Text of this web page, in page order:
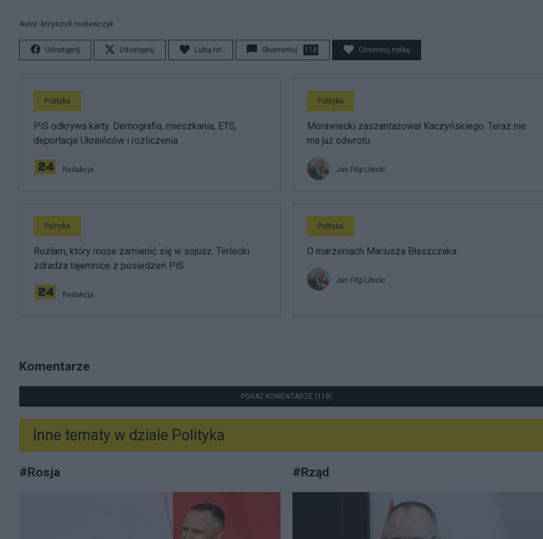
Autor: krzysztof mielewczyk
Udostępnij Udostępnij Lubię to! Skomentuj 118 Obserwuj notkę
Polityka
PiS odkrywa karty. Demografia, mieszkania, ETS,
deportacje Ukraińców i rozliczenia
Redakcja
Polityka
Morawiecki zaszantażował Kaczyńskiego. Teraz nie
ma już odwrotu
Jan Filip Libicki
Polityka
Rozłam, który może zamienić się w sojusz. Terlecki
zdradza tajemnice z posiedzeń PiS
Redakcja
Polityka
O marzeniach Mariusza Błaszczaka
Jan Filip Libicki
Komentarze
POKAŻ KOMENTARZE (118)
Inne tematy w dziale Polityka
#Rosja #Rząd